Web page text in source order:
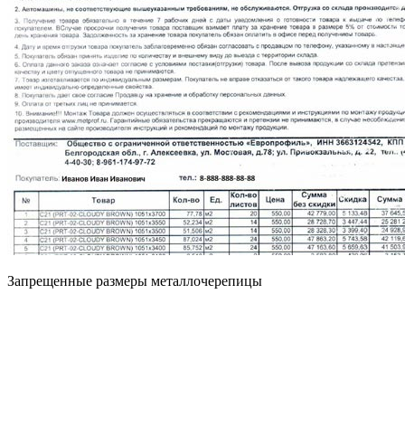
Запрещенные размеры металлочерепицы